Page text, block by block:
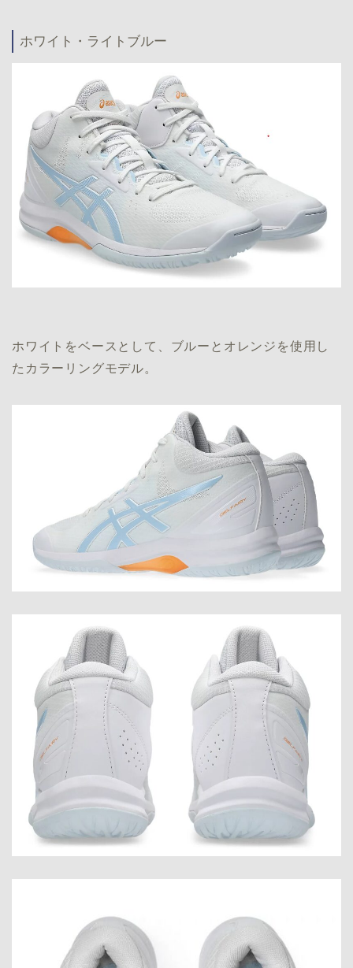
ホワイト・ライトブルー
ホワイトをベースとして、ブルーとオレンジを使用し
たカラーリングモデル。